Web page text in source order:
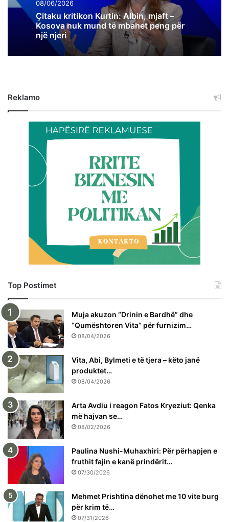
08/06/2026
Çitaku kritikon Kurtin: Albin, mjaft –
Kosova nuk mund të mbahet peng për
një njeri
Reklamo
Top Postimet
Muja akuzon “Drinin e Bardhë” dhe
“Qumështoren Vita” për furnizim…
08/04/2026
Vita, Abi, Bylmeti e të tjera – këto janë
produktet…
08/04/2026
Arta Avdiu i reagon Fatos Kryeziut: Qenka
më hajvan se…
08/02/2026
Paulina Nushi-Muhaxhiri: Për përhapjen e
fruthit fajin e kanë prindërit…
07/30/2026
Mehmet Prishtina dënohet me 10 vite burg
për krim të…
07/31/2026